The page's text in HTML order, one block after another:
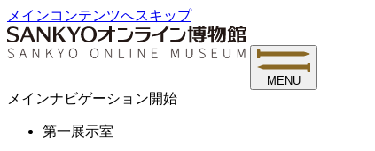
メインコンテンツへスキップ
MENU
メインナビゲーション開始
第一展示室